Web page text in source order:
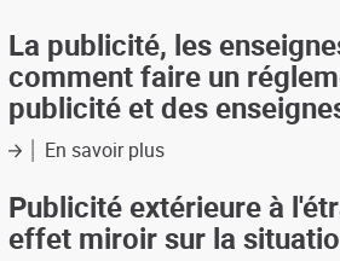
La publicité, les
comment faire un
publicité et des
En savoir plussur
publicité,
les
enseignes
Publicité extérieure à
effet miroir sur la